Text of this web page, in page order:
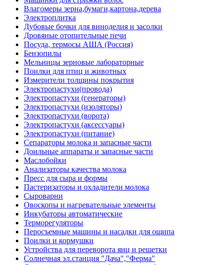
Влагомеры зерна,бумаги,картона,дерева
Электроплитка
Дубовые бочки для виноделия и засолки
Дровяные отопительные печи
Посуда, термосы АША (Россия)
Бензопилы
Мельницы зерновые лабораторные
Поилки для птиц и животных
Измерители толщины покрытия
Электропастухи(провода)
Электропастухи (генераторы)
Электропастухи (изоляторы)
Электропастухи (ворота)
Электропастухи (аксессуары)
Электропастухи (питание)
Сепараторы молока и запасные части
Доильные аппараты и запасные части
Маслобойки
Анализаторы качества молока
Пресс для сыра и формы
Пастеризаторы и охладители молока
Сыроварни
Овоскопы и нагревательные элементы
Инкубаторы автоматические
Терморегуляторы
Перосъемные машины и насадки для ощипа
Поилки и кормушки
Устройства для переворота яиц и решетки
Солнечная эл.станция "Дача","Ферма"